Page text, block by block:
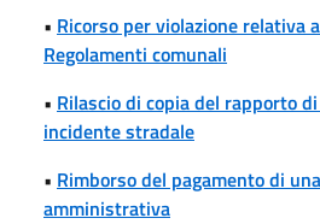
• Ricorso per violazione relativa
Regolamenti comunali
• Rilascio di copia del rapporto
incidente stradale
• Rimborso del pagamento di
amministrativa